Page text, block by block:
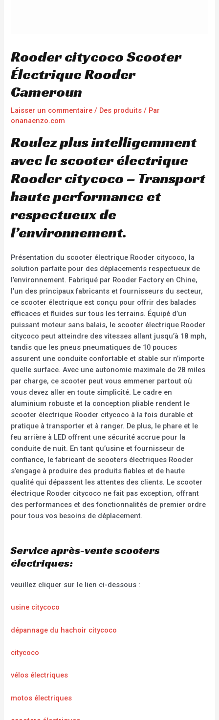
Rooder citycoco Scooter
Électrique Rooder
Cameroun
Laisser un commentaire / Des produits / Par
onanaenzo.com
Roulez plus intelligemment
avec le scooter électrique
Rooder citycoco – Transport
haute performance et
respectueux de
l’environnement.
Présentation du scooter électrique Rooder citycoco, la
solution parfaite pour des déplacements respectueux de
l’environnement. Fabriqué par Rooder Factory en Chine,
l’un des principaux fabricants et fournisseurs du secteur,
ce scooter électrique est conçu pour offrir des balades
efficaces et fluides sur tous les terrains. Équipé d’un
puissant moteur sans balais, le scooter électrique Rooder
citycoco peut atteindre des vitesses allant jusqu’à 18 mph,
tandis que les pneus pneumatiques de 10 pouces
assurent une conduite confortable et stable sur n’importe
quelle surface. Avec une autonomie maximale de 28 miles
par charge, ce scooter peut vous emmener partout où
vous devez aller en toute simplicité. Le cadre en
aluminium robuste et la conception pliable rendent le
scooter électrique Rooder citycoco à la fois durable et
pratique à transporter et à ranger. De plus, le phare et le
feu arrière à LED offrent une sécurité accrue pour la
conduite de nuit. En tant qu’usine et fournisseur de
confiance, le fabricant de scooters électriques Rooder
s’engage à produire des produits fiables et de haute
qualité qui dépassent les attentes des clients. Le scooter
électrique Rooder citycoco ne fait pas exception, offrant
des performances et des fonctionnalités de premier ordre
pour tous vos besoins de déplacement.
Service après-vente scooters
électriques:
veuillez cliquer sur le lien ci-dessous :
usine citycoco
dépannage du hachoir citycoco
citycoco
vélos électriques
motos électriques